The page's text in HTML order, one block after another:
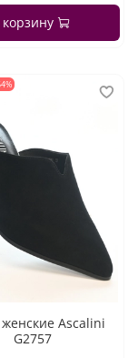
Ascalini
G2757